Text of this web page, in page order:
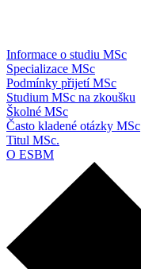
Informace o studiu MSc
Specializace MSc
Podmínky přijetí MSc
Studium MSc na zkoušku
Školné MSc
Často kladené otázky MSc
Titul MSc.
O ESBM